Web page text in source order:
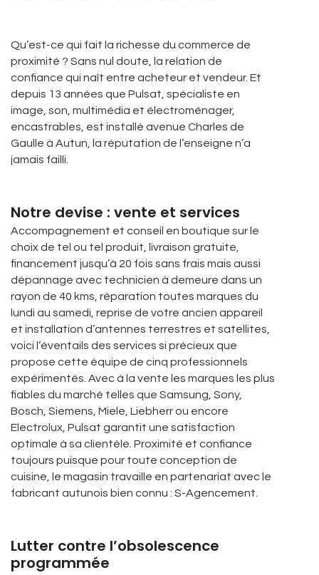
Qu’est-ce qui fait la richesse du commerce de
proximité ? Sans nul doute, la relation de
confiance qui naît entre acheteur et vendeur. Et
depuis 13 années que Pulsat, spécialiste en
image, son, multimédia et électroménager,
encastrables, est installé avenue Charles de
Gaulle à Autun, la réputation de l’enseigne n’a
jamais failli.
Notre devise : vente et services
Accompagnement et conseil en boutique sur le
choix de tel ou tel produit, livraison gratuite,
financement jusqu’à 20 fois sans frais mais aussi
dépannage avec technicien à demeure dans un
rayon de 40 kms, réparation toutes marques du
lundi au samedi, reprise de votre ancien appareil
et installation d’antennes terrestres et satellites,
voici l’éventails des services si précieux que
propose cette équipe de cinq professionnels
expérimentés. Avec à la vente les marques les plus
fiables du marché telles que Samsung, Sony,
Bosch, Siemens, Miele, Liebherr ou encore
Electrolux, Pulsat garantit une satisfaction
optimale à sa clientèle. Proximité et confiance
toujours puisque pour toute conception de
cuisine, le magasin travaille en partenariat avec le
fabricant autunois bien connu : S-Agencement.
Lutter contre l’obsolescence
programmée